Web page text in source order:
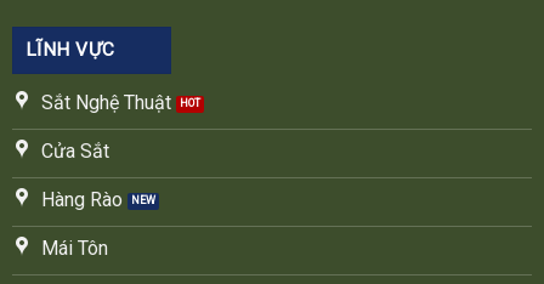
LĨNH VỰC
Sắt Nghệ Thuật
Cửa Sắt
Hàng Rào
Mái Tôn